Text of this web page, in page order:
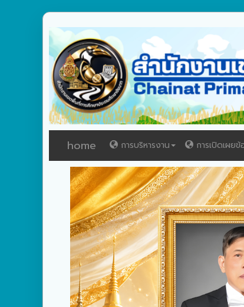
home การบริหารงาน การเปิดเผย